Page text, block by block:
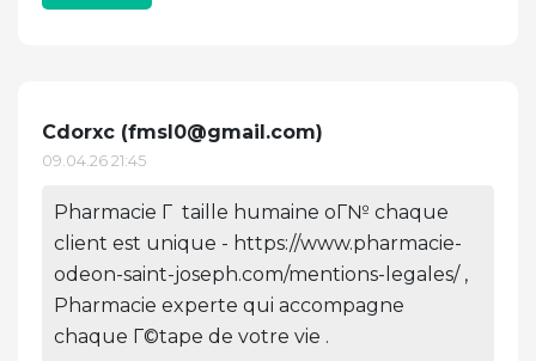
Cdorxc (fmsl0@gmail.com)
09.04.26 21:45
Pharmacie Г taille humaine oГ№ chaque
client est unique - https://www.pharmacie-
odeon-saint-joseph.com/mentions-legales/ ,
Pharmacie experte qui accompagne
chaque Г©tape de votre vie .